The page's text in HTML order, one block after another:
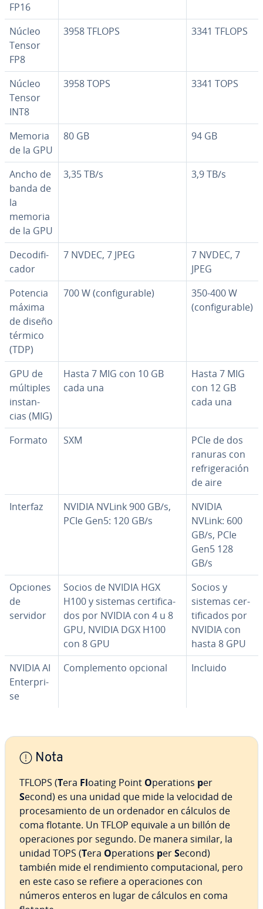
FP16
Núcleo
Tensor
FP8
3958 TFLOPS 3341 TFLOPS
Núcleo
Tensor
INT8
3958 TOPS 3341 TOPS
Memoria
de la GPU
80 GB 94 GB
Ancho de
banda de
la
memoria
de la GPU
3,35 TB/s 3,9 TB/s
De­co­di­fi­
ca­dor
7 NVDEC, 7 JPEG
7 NVDEC, 7
JPEG
Potencia
máxima
de diseño
térmico
(TDP)
700 W (co­n­fi­gu­ra­ble)
350-400 W
(co­n­fi­gu­ra­ble)
GPU de
múltiples
in­s­ta­n­
cias (MIG)
Hasta 7 MIG con 10 GB
cada una
Hasta 7 MIG
con 12 GB
cada una
Formato SXM
PCIe de dos
ranuras con
re­fri­ge­ra­ción
de aire
Interfaz
NVIDIA NVLink 900 GB/s,
PCIe Gen5: 120 GB/s
NVIDIA
NVLink: 600
GB/s, PCIe
Gen5 128
GB/s
Opciones
de
servidor
Socios de NVIDIA HGX
H100 y sistemas ce­r­ti­fi­ca­
dos por NVIDIA con 4 u 8
GPU, NVIDIA DGX H100
con 8 GPU
Socios y
sistemas ce­r­
ti­fi­ca­dos por
NVIDIA con
hasta 8 GPU
NVIDIA AI
En­te­r­pri­
se
Co­m­ple­me­n­to opcional Incluido
Nota
TFLOPS (Tera Floating Point Operations per
Second) es una unidad que mide la velocidad de
pro­ce­sa­mie­n­to de un ordenador en cálculos de
coma flotante. Un TFLOP equivale a un billón de
ope­ra­cio­nes por segundo. De manera similar, la
unidad TOPS (Tera Operations perSecond)
también mide el re­n­di­mie­n­to co­mpu­tacio­nal, pero
en este caso se refiere a ope­ra­cio­nes con
números enteros en lugar de cálculos en coma